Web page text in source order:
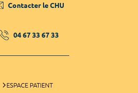
Contacter le CHU
04 67 33 67 33
ESPACE PATIENT